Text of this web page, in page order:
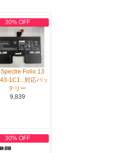
30% OFF
Folio 13
1C1...対応バッ
テリー
9,839
30% OFF